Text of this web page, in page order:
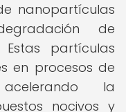
nanopartículas
de
Estas partículas
en procesos de
la
nocivos y